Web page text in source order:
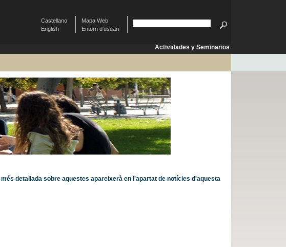
Mapa Web
Entorn d'usuari
Castellano
English
Actividades y Seminarios
detallada sobre aquestes apareixerà en l'apartat de notícies d'aquesta